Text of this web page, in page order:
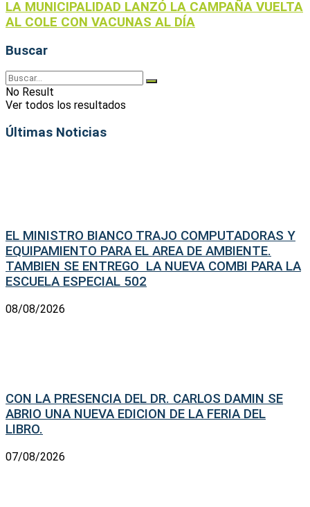
LA MUNICIPALIDAD LANZÓ LA CAMPAÑA VUELTA
AL COLE CON VACUNAS AL DÍA
Buscar
No Result
Ver todos los resultados
Últimas Noticias
EL MINISTRO BIANCO TRAJO COMPUTADORAS Y
EQUIPAMIENTO PARA EL AREA DE AMBIENTE.
TAMBIEN SE ENTREGO LA NUEVA COMBI PARA LA
ESCUELA ESPECIAL 502
08/08/2026
CON LA PRESENCIA DEL DR. CARLOS DAMIN SE
ABRIO UNA NUEVA EDICION DE LA FERIA DEL
LIBRO.
07/08/2026